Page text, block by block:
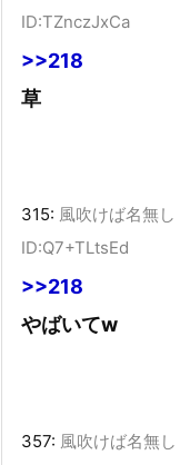
ID:TZnczJxCa
>>218
草
315: 風吹けば名無し
ID:Q7+TLtsEd
>>218
やばいてw
357: 風吹けば名無し